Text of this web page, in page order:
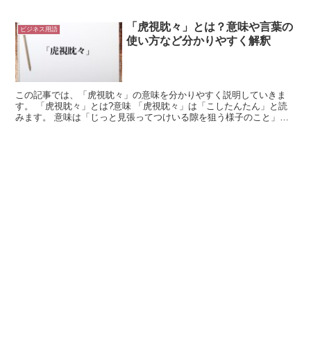
ビジネス用語
「虎視眈々」とは？意味や言葉の
使い方など分かりやすく解釈
この記事では、「虎視眈々」の意味を分かりやすく説明していきま
す。 「虎視眈々」とは?意味 「虎視眈々」は「こしたんたん」と読
みます。 意味は「じっと見張ってつけいる隙を狙う様子のこと」で